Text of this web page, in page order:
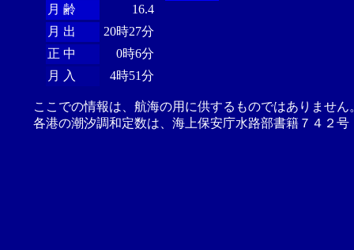
月 齢
16.4
月 出
20時27分
正 中
0時6分
月 入
4時51分
ここでの情報は、航海の用に供するものではありませ
各港の潮汐調和定数は、海上保安庁水路部書籍７４２